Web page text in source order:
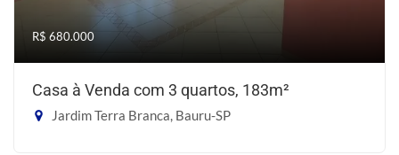
R$ 680.000
Casa à Venda com 3 quartos, 183m²
Jardim Terra Branca, Bauru-SP